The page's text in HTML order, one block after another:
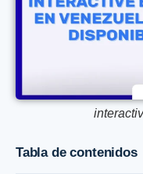
Tabla de contenidos